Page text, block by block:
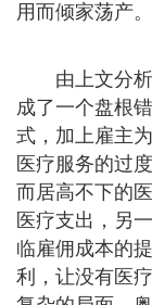
用而倾家荡产。
由上文分析
成了一个盘根
式，加上雇主
医疗服务的过
而居高不下的
医疗支出，另
临雇佣成本的
利，让没有医